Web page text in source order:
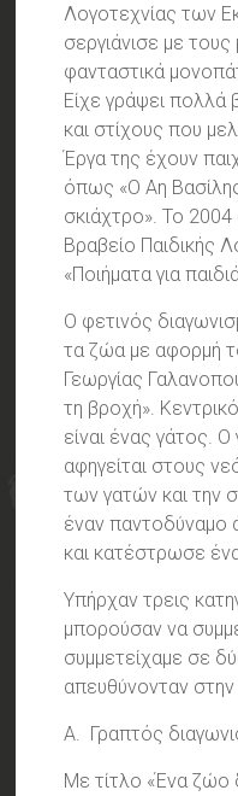
Λογοτεχνίας των
σεργιάνισε με
φανταστικά
Είχε γράψει πολλά
και στίχους που
Έργα της έχουν
όπως «Ο Αη
σκιάχτρο». Το
Βραβείο Παιδικής
«Ποιήματα για
Ο φετινός
τα ζώα με αφορμή
Γεωργίας
τη βροχή».
είναι ένας γάτος.
αφηγείται στους
των γατών και την
έναν παντοδύναμο
και κατέστρωσε
Υπήρχαν τρεις
μπορούσαν να
συμμετείχαμε σε
απευθύνονταν στην
Α. Γραπτός
Με τίτλο «Ένα ζώο